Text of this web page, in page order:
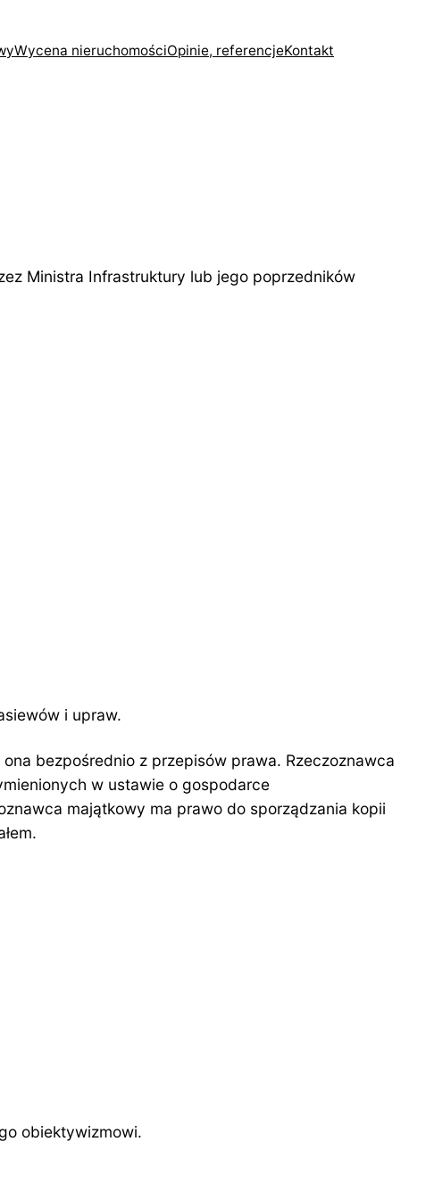
Wycena nieruchomościOpinie, referencjeKontakt
Ministra Infrastruktury lub jego poprzedników
i upraw.
bezpośrednio z przepisów prawa. Rzeczoznawca
w ustawie o gospodarce
majątkowy ma prawo do sporządzania kopii
obiektywizmowi.